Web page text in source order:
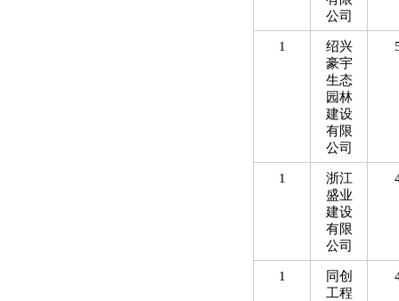
公司
1
绍兴
豪宇
生态
园林
建设
有限
公司
1
浙江
盛业
建设
有限
公司
1
同创
工程